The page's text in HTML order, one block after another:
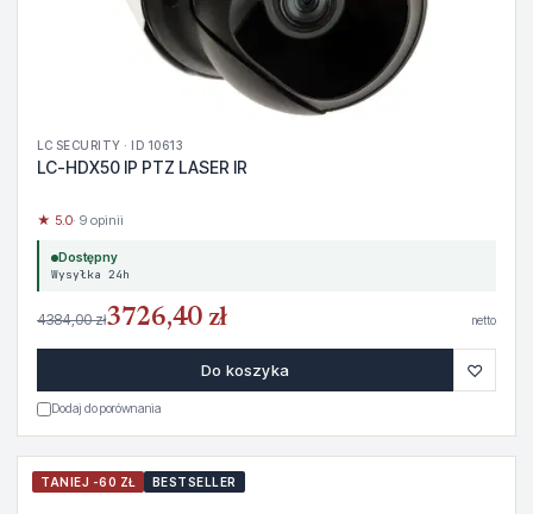
LC SECURITY · ID 10613
LC-HDX50 IP PTZ LASER IR
★ 5.0· 9 opinii
Dostępny
Wysyłka 24h
4384,00 zł3726,40 zł netto
Do koszyka ♡
Dodaj do porównania
TANIEJ -60 ZŁ BESTSELLER